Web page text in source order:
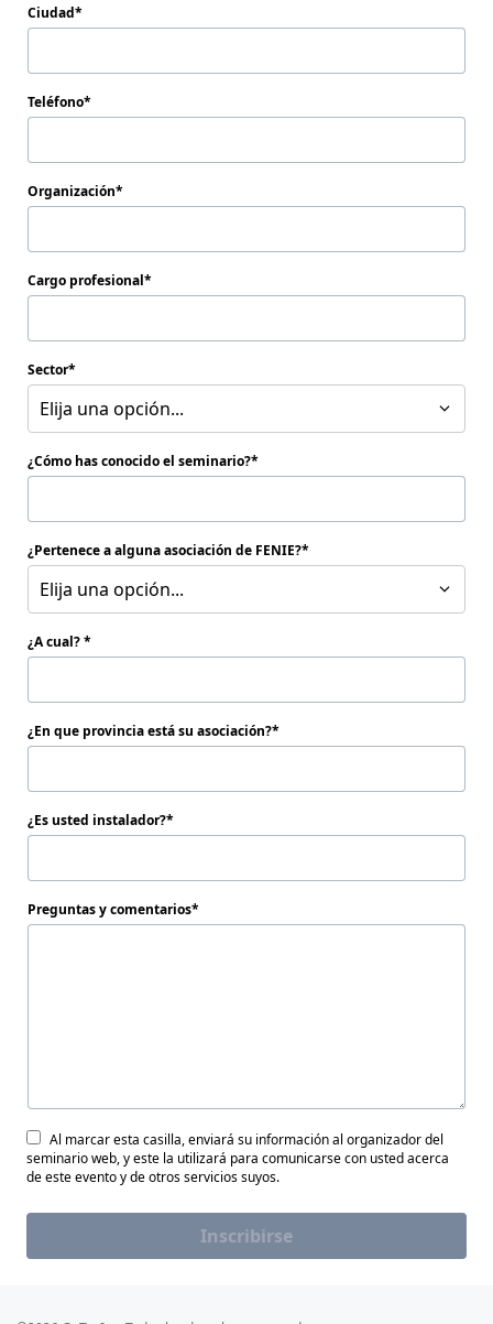
Ciudad
Teléfono
Organización
Cargo profesional
Sector
Elija una opción...
¿Cómo has conocido el seminario?
¿Pertenece a alguna asociación de FENIE?
Elija una opción...
¿A cual?
¿En que provincia está su asociación?
¿Es usted instalador?
Preguntas y comentarios
Al marcar esta casilla, enviará su información al organizador del
seminario web, y este la utilizará para comunicarse con usted acerca
de este evento y de otros servicios suyos.
Inscribirse